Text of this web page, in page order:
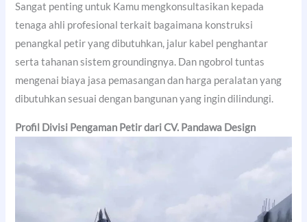
Sangat penting untuk Kamu mengkonsultasikan kepada
tenaga ahli profesional terkait bagaimana konstruksi
penangkal petir yang dibutuhkan, jalur kabel penghantar
serta tahanan sistem groundingnya. Dan ngobrol tuntas
mengenai biaya jasa pemasangan dan harga peralatan yang
dibutuhkan sesuai dengan bangunan yang ingin dilindungi.
Profil Divisi Pengaman Petir dari CV. Pandawa Design